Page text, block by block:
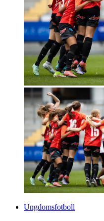
Ungdomsfotboll